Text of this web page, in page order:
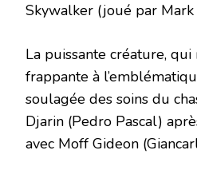
Skywalker (joué par
La puissante créature,
frappante à
soulagée des soins du
Djarin (Pedro Pascal)
avec Moff Gideon